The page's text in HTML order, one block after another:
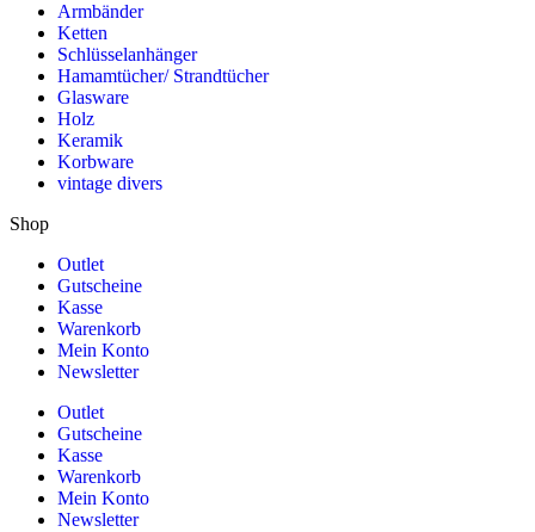
Armbänder
Ketten
Schlüsselanhänger
Hamamtücher/ Strandtücher
Glasware
Holz
Keramik
Korbware
vintage divers
Shop
Outlet
Gutscheine
Kasse
Warenkorb
Mein Konto
Newsletter
Outlet
Gutscheine
Kasse
Warenkorb
Mein Konto
Newsletter